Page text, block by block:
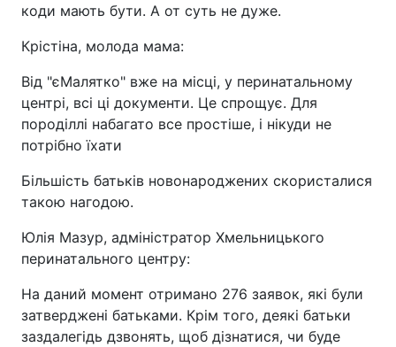
коди мають бути. А от суть не дуже.
Крістіна, молода мама:
Від "єМалятко" вже на місці, у перинатальному
центрі, всі ці документи. Це спрощує. Для
породіллі набагато все простіше, і нікуди не
потрібно їхати
Більшість батьків новонароджених скористалися
такою нагодою.
Юлія Мазур, адміністратор Хмельницького
перинатального центру:
На даний момент отримано 276 заявок, які були
затверджені батьками. Крім того, деякі батьки
заздалегідь дзвонять, щоб дізнатися, чи буде